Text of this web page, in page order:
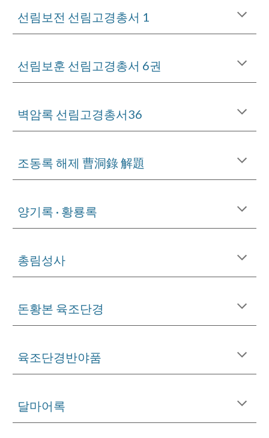
선림보전 선림고경총서 1
선림보훈 선림고경총서 6권
벽암록 선림고경총서36
조동록 해제 曹洞錄 解題
양기록 · 황룡록
총림성사
돈황본 육조단경
육조단경반야품
달마어록